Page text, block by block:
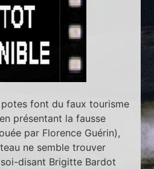
font du faux tourisme
présentant la fausse
par Florence Guérin),
ne semble trouver
disant Brigitte Bardot